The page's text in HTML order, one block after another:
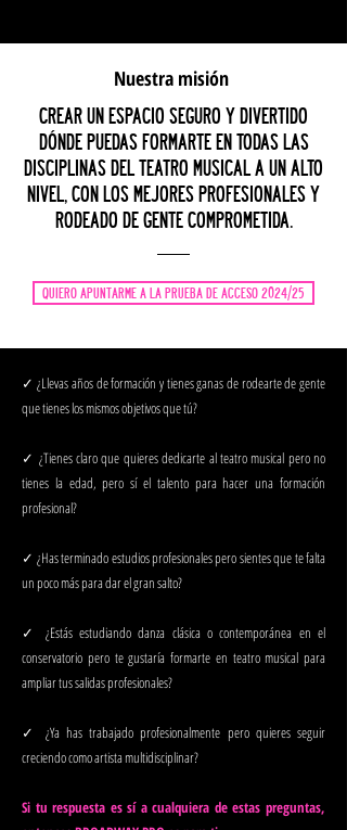
Nuestra misión
CREAR UN ESPACIO SEGURO Y DIVERTIDO
DÓNDE PUEDAS FORMARTE EN TODAS LAS
DISCIPLINAS DEL TEATRO MUSICAL A UN ALTO
NIVEL, CON LOS MEJORES PROFESIONALES Y
RODEADO DE GENTE COMPROMETIDA.
QUIERO APUNTARME A LA PRUEBA DE ACCESO 2024/25
✓ ¿Llevas años de formación y tienes ganas de rodearte de gente
que tienes los mismos objetivos que tú?
✓ ¿Tienes claro que quieres dedicarte al teatro musical pero no
tienes la edad, pero sí el talento para hacer una formación
profesional?
✓ ¿Has terminado estudios profesionales pero sientes que te falta
un poco más para dar el gran salto?
✓ ¿Estás estudiando danza clásica o contemporánea en el
conservatorio pero te gustaría formarte en teatro musical para
ampliar tus salidas profesionales?
✓ ¿Ya has trabajado profesionalmente pero quieres seguir
creciendo como artista multidisciplinar?
Si tu respuesta es sí a cualquiera de estas preguntas,